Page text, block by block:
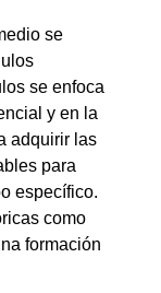
se
se enfoca
y en la
adquirir las
para
específico.
como
formación